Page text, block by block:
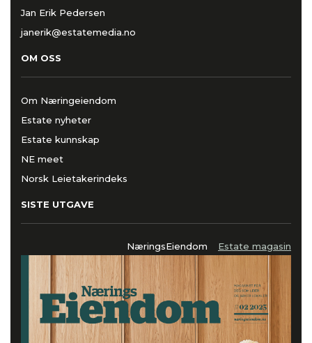
Jan Erik Pedersen
janerik@estatemedia.no
OM OSS
Om Næringeiendom
Estate nyheter
Estate kunnskap
NE meet
Norsk Leietakerindeks
SISTE UTGAVE
NæringsEiendom Estate magasin